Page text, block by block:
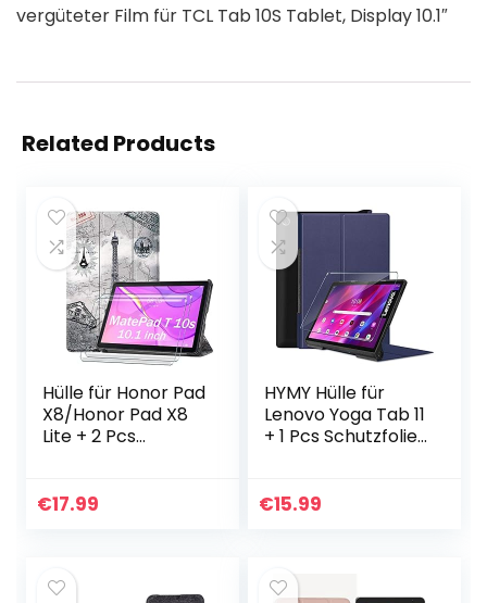
vergüteter Film für TCL Tab 10S Tablet, Display 10.1″
Related Products
Hülle für Honor Pad
X8/Honor Pad X8
Lite + 2 Pcs
X8/Honor Pad X8
€17.99
HYMY Hülle für
Lenovo Yoga Tab 11
+ 1 Pcs Schutzfolie
Flip Case Cover
Navy
€15.99